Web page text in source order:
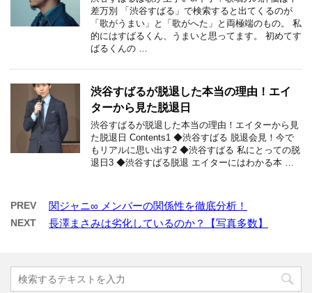
差万別 「渋谷すばる」で検索すると出てくるのが
「歌がうまい」と「歌がへた」と両極端のもの。 私
的にはすばるくん、うまいと思ってます。 初めてす
ばるくんの …
渋谷すばるが脱退した本当の理由！エイ
ターから見た脱退日
渋谷すばるが脱退した本当の理由！エイターから見
た脱退日 Contents1 ◆渋谷すばる 脱退会見！今で
もリアルに思い出す2 ◆渋谷すばる 私にとっての脱
退日3 ◆渋谷すばる脱退 エイターにはわかる本 …
PREV 関ジャニ∞ メンバーの関係性を徹底分析！
NEXT 長澤まさみは劣化しているのか？【写真多数】